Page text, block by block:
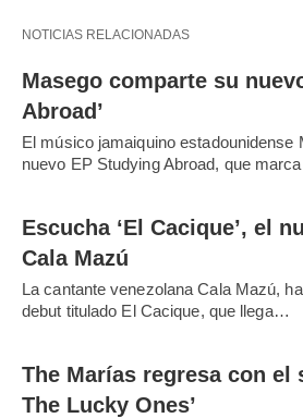
NOTICIAS RELACIONADAS
Masego comparte su
Abroad’
El músico jamaiquino estadounidense
nuevo EP Studying Abroad, que
Escucha ‘El Cacique’, el
Cala Mazú
La cantante venezolana Cala Mazú,
debut titulado El Cacique, que llega…
The Marías regresa con el
The Lucky Ones’